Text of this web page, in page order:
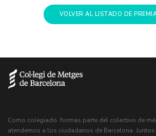
VOLVER AL LISTADO DE
Como colegiado, formas parte del colectivo de
atendemos a los ciudadanos de Barcelona.